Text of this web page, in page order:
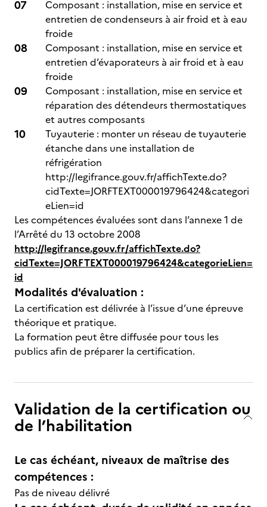
Composant : installation, mise en service et
entretien de condenseurs à air froid et à eau
froide
Composant : installation, mise en service et
entretien d’évaporateurs à air froid et à eau
froide
Composant : installation, mise en service et
réparation des détendeurs thermostatiques
et autres composants
Tuyauterie : monter un réseau de tuyauterie
étanche dans une installation de
réfrigération
http://legifrance.gouv.fr/affichTexte.do?
cidTexte=JORFTEXT000019796424&categori
eLien=id
Les compétences évaluées sont dans l’annexe 1 de
l’Arrêté du 13 octobre 2008
http://legifrance.gouv.fr/affichTexte.do?
cidTexte=JORFTEXT000019796424&categorieLien=
id
Modalités d'évaluation :
La certification est délivrée à l’issue d’une épreuve
théorique et pratique.
La formation peut être diffusée pour tous les
publics afin de préparer la certification.
Validation de la certification ou
de l’habilitation
Le cas échéant, niveaux de maîtrise des
compétences :
Pas de niveau délivré